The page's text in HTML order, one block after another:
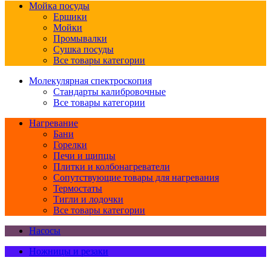
Мойка посуды
Ершики
Мойки
Промывалки
Сушка посуды
Все товары категории
Молекулярная спектроскопия
Стандарты калибровочные
Все товары категории
Нагревание
Бани
Горелки
Печи и щипцы
Плитки и колбонагреватели
Сопутствующие товары для нагревания
Термостаты
Тигли и лодочки
Все товары категории
Насосы
Ножницы и резаки